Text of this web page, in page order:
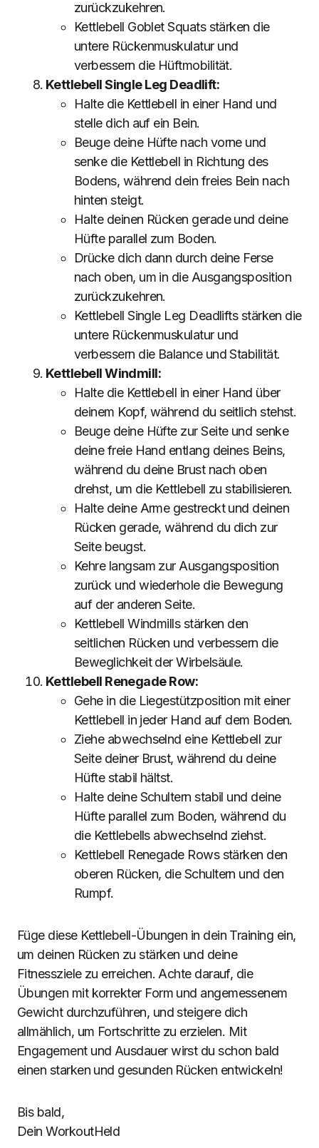
zurückzukehren.
Kettlebell Goblet Squats stärken die
untere Rückenmuskulatur und
verbessern die Hüftmobilität.
Kettlebell Single Leg Deadlift:
Halte die Kettlebell in einer Hand und
stelle dich auf ein Bein.
Beuge deine Hüfte nach vorne und
senke die Kettlebell in Richtung des
Bodens, während dein freies Bein nach
hinten steigt.
Halte deinen Rücken gerade und deine
Hüfte parallel zum Boden.
Drücke dich dann durch deine Ferse
nach oben, um in die Ausgangsposition
zurückzukehren.
Kettlebell Single Leg Deadlifts stärken die
untere Rückenmuskulatur und
verbessern die Balance und Stabilität.
Kettlebell Windmill:
Halte die Kettlebell in einer Hand über
deinem Kopf, während du seitlich stehst.
Beuge deine Hüfte zur Seite und senke
deine freie Hand entlang deines Beins,
während du deine Brust nach oben
drehst, um die Kettlebell zu stabilisieren.
Halte deine Arme gestreckt und deinen
Rücken gerade, während du dich zur
Seite beugst.
Kehre langsam zur Ausgangsposition
zurück und wiederhole die Bewegung
auf der anderen Seite.
Kettlebell Windmills stärken den
seitlichen Rücken und verbessern die
Beweglichkeit der Wirbelsäule.
Kettlebell Renegade Row:
Gehe in die Liegestützposition mit einer
Kettlebell in jeder Hand auf dem Boden.
Ziehe abwechselnd eine Kettlebell zur
Seite deiner Brust, während du deine
Hüfte stabil hältst.
Halte deine Schultern stabil und deine
Hüfte parallel zum Boden, während du
die Kettlebells abwechselnd ziehst.
Kettlebell Renegade Rows stärken den
oberen Rücken, die Schultern und den
Rumpf.
Füge diese Kettlebell-Übungen in dein Training ein,
um deinen Rücken zu stärken und deine
Fitnessziele zu erreichen. Achte darauf, die
Übungen mit korrekter Form und angemessenem
Gewicht durchzuführen, und steigere dich
allmählich, um Fortschritte zu erzielen. Mit
Engagement und Ausdauer wirst du schon bald
einen starken und gesunden Rücken entwickeln!
Bis bald,
Dein WorkoutHeld